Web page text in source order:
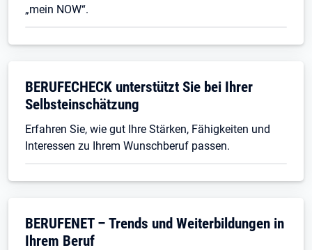
„mein NOW“.
BERUFECHECK unterstützt Sie bei Ihrer
Selbsteinschätzung
Erfahren Sie, wie gut Ihre Stärken, Fähigkeiten und
Interessen zu Ihrem Wunschberuf passen.
BERUFENET – Trends und Weiterbildungen in
Ihrem Beruf